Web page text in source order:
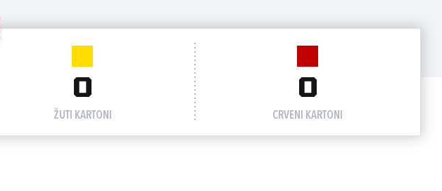
0
ŽUTI KARTONI
0
CRVENI KARTONI